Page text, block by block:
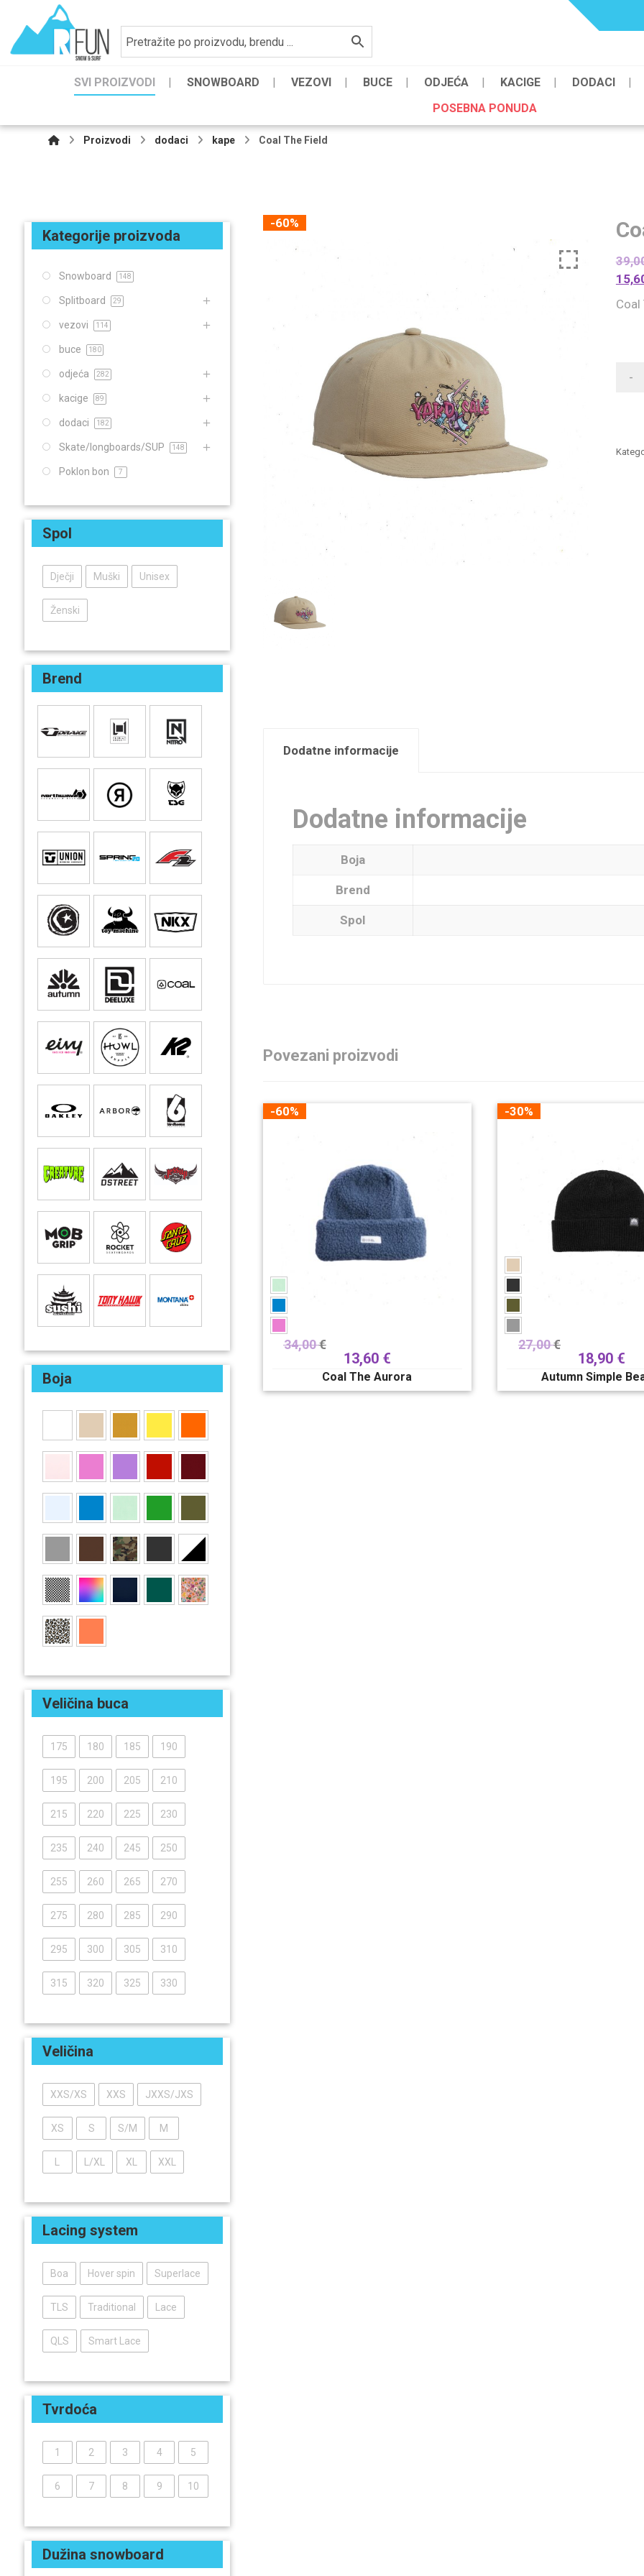
SVI PROIZVODI SNOWBOARD VEZOVI BUCE ODJEĆA KACIGE
DODACI
POSEBNA PONUDA
Proizvodi dodaci kape Coal The Field
-60%
Coal
-
Dodatne informacije
Dodatne informacije
Boja
Brend
Spol
Povezani proizvodi
-60%
34,00€
13,60 €
Coal The Aurora
-30%
27,00€
18,90 €
Autumn Simple
Kategorije proizvoda
Snowboard 148
Splitboard 29
vezovi 114
buce 180
odjeća 282
kacige 89
dodaci 182
Skate/longboards/SUP 148
Poklon bon 7
Spol
Dječji Muški Unisex
Ženski
Brend
Boja
Veličina buca
175 180 185 190
195 200 205 210
215 220 225 230
235 240 245 250
255 260 265 270
275 280 285 290
295 300 305 310
315 320 325 330
Veličina
XXS/XS XXS JXXS/JXS
XS S S/M M
L/XL XL XXL
Lacing system
Boa Hover spin Superlace
TLS Traditional Lace
QLS Smart Lace
Tvrdoća
1 2 3 4 5
6 7 8 9 10
Dužina snowboard